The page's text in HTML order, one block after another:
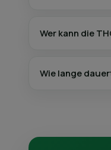
Wer kann die
Wie lange